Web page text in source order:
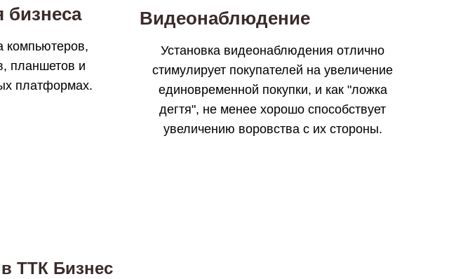
компьютеров,
планшетов и
платформах.
Видеонаблюдение
Установка видеонаблюдения отлично
стимулирует покупателей на увеличение
единовременной покупки, и как "ложка
дегтя", не менее хорошо способствует
увеличению воровства с их стороны.
ТТК Бизнес